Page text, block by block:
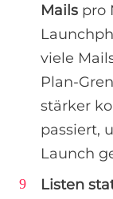
Mails pro
viele
Plan-
stärker
passiert,
Launch
Listen